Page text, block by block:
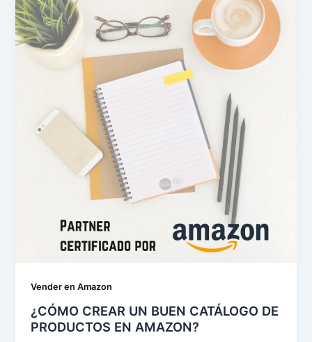
Vender en Amazon
¿CÓMO CREAR UN BUEN CATÁLOGO DE
PRODUCTOS EN AMAZON?